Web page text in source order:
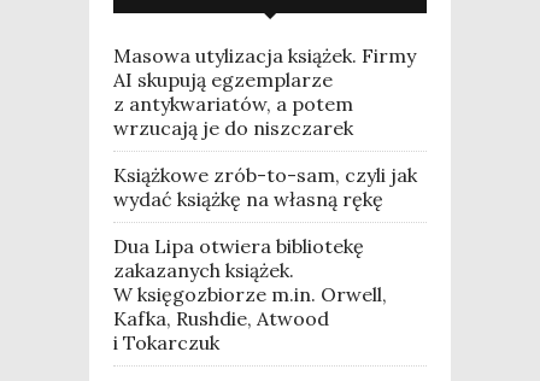
Masowa utylizacja książek. Firmy
AI skupują egzemplarze
z antykwariatów, a potem
wrzucają je do niszczarek
Książkowe zrób-to-sam, czyli jak
wydać książkę na własną rękę
Dua Lipa otwiera bibliotekę
zakazanych książek.
W księgozbiorze m.in. Orwell,
Kafka, Rushdie, Atwood
i Tokarczuk